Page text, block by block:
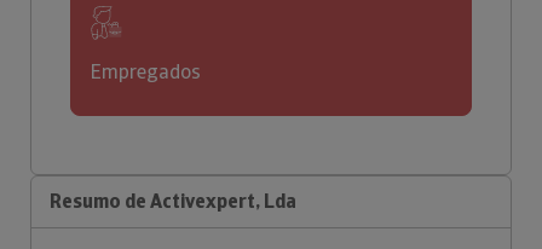
Empregados
Resumo de Activexpert, Lda